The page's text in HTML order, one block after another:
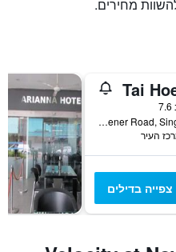
מחירים.
Tai
163 Kitchener Road, Singapore, סינגפור
צפייה בדילים